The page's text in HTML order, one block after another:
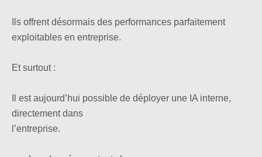
Ils offrent désormais des performances parfaitement
exploitables en entreprise.
Et surtout :
Il est aujourd’hui possible de déployer une IA interne,
directement dans
l’entreprise.